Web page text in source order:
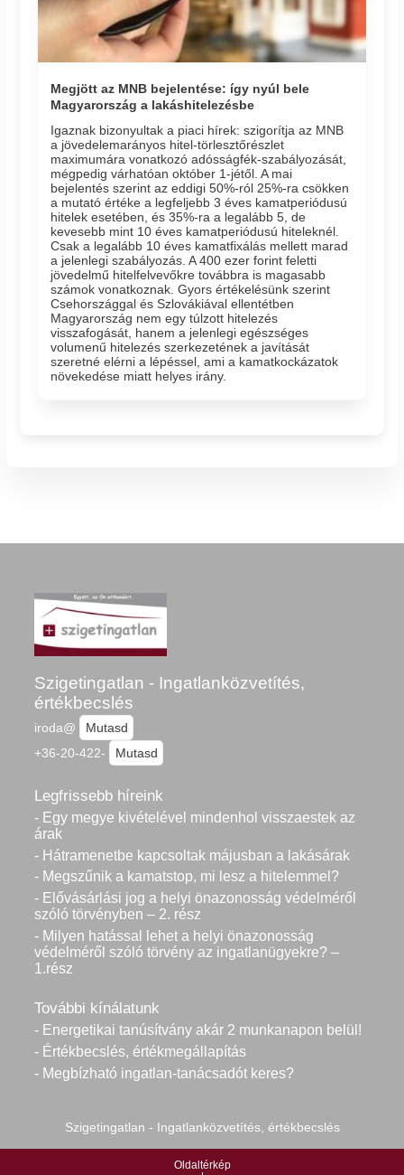
Megjött az MNB bejelentése: így nyúl bele
Magyarország a lakáshitelezésbe
Igaznak bizonyultak a piaci hírek: szigorítja az MNB
a jövedelemarányos hitel-törlesztőrészlet
maximumára vonatkozó adósságfék-szabályozását,
mégpedig várhatóan október 1-jétől. A mai
bejelentés szerint az eddigi 50%-ról 25%-ra csökken
a mutató értéke a legfeljebb 3 éves kamatperiódusú
hitelek esetében, és 35%-ra a legalább 5, de
kevesebb mint 10 éves kamatperiódusú hiteleknél.
Csak a legalább 10 éves kamatfixálás mellett marad
a jelenlegi szabályozás. A 400 ezer forint feletti
jövedelmű hitelfelvevőkre továbbra is magasabb
számok vonatkoznak. Gyors értékelésünk szerint
Csehországgal és Szlovákiával ellentétben
Magyarország nem egy túlzott hitelezés
visszafogását, hanem a jelenlegi egészséges
volumenű hitelezés szerkezetének a javítását
szeretné elérni a lépéssel, ami a kamatkockázatok
növekedése miatt helyes irány.
Szigetingatlan - Ingatlanközvetítés,
értékbecslés
iroda@
Mutasd
+36-20-422-
Mutasd
Legfrissebb híreink
- Egy megye kivételével mindenhol visszaestek az
árak
- Hátramenetbe kapcsoltak májusban a lakásárak
- Megszűnik a kamatstop, mi lesz a hitelemmel?
- Elővásárlási jog a helyi önazonosság védelméről
szóló törvényben – 2. rész
- Milyen hatással lehet a helyi önazonosság
védelméről szóló törvény az ingatlanügyekre? –
1.rész
További kínálatunk
- Energetikai tanúsítvány akár 2 munkanapon belül!
- Értékbecslés, értékmegállapítás
- Megbízható ingatlan-tanácsadót keres?
Szigetingatlan - Ingatlanközvetítés, értékbecslés
Oldaltérkép